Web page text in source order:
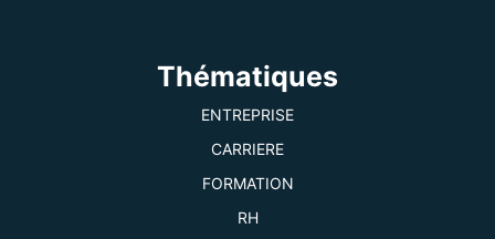
Thématiques
ENTREPRISE
CARRIERE
FORMATION
RH